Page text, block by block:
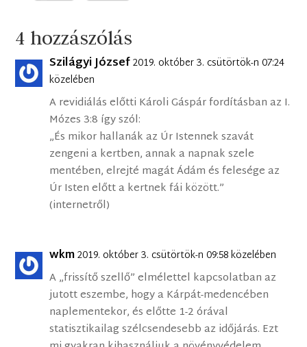
4 hozzászólás
Szilágyi József2019. október 3. csütörtök-n 07:24
közelében
A revidiálás előtti Károli Gáspár fordításban az I.
Mózes 3:8 így szól:
„És mikor hallanák az Úr Istennek szavát
zengeni a kertben, annak a napnak szele
mentében, elrejté magát Ádám és felesége az
Úr Isten előtt a kertnek fái között.”
(internetről)
wkm2019. október 3. csütörtök-n 09:58 közelében
A „frissítő szellő” elmélettel kapcsolatban az
jutott eszembe, hogy a Kárpát-medencében
naplementekor, és előtte 1-2 órával
statisztikailag szélcsendesebb az időjárás. Ezt